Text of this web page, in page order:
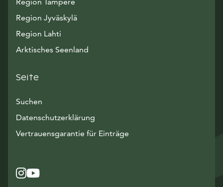
Region Jyväskylä
Region Lahti
Arktisches Seenland
Seite
Suchen
Datenschutzerklärung
Vertrauensgarantie für Einträge
Instagram
Avautuu uuteen ikkunaan
YouTube
Avautuu uuteen ikkunaan